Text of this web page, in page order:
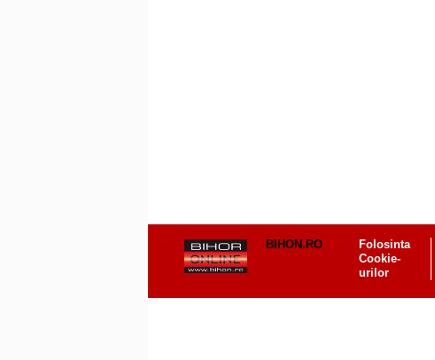
BIHON.RO
Folosinta
Cookie-
urilor